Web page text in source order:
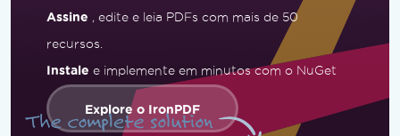
Assine , edite e leia PDFs com mais de 50
recursos.
Instale e implemente em minutos com o NuGet
Explore o IronPDF